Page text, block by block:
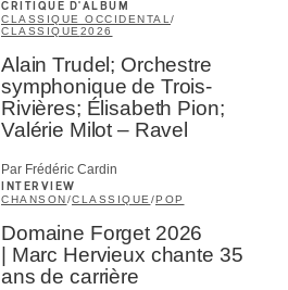
CRITIQUE D'ALBUM
CLASSIQUE OCCIDENTAL /
CLASSIQUE 2026
Alain Trudel; Orchestre
symphonique de Trois-
Rivières; Élisabeth Pion;
Valérie Milot – Ravel
Par Frédéric Cardin
INTERVIEW
CHANSON /CLASSIQUE/POP
Domaine Forget 2026
| Marc Hervieux chante 35
ans de carrière